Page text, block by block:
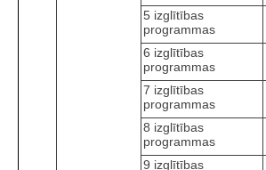
5 izglītības
programmas
6 izglītības
programmas
7 izglītības
programmas
8 izglītības
programmas
9 izglītības